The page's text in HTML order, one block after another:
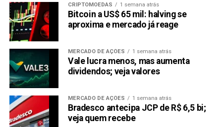
CRIPTOMOEDAS 1 semana atrás
Bitcoin a US$ 65 mil: halving se
aproxima e mercado já reage
MERCADO DE AÇÕES 1 semana atrás
Vale lucra menos, mas aumenta
dividendos; veja valores
MERCADO DE AÇÕES 1 semana atrás
Bradesco antecipa JCP de R$ 6,5 bi;
veja quem recebe